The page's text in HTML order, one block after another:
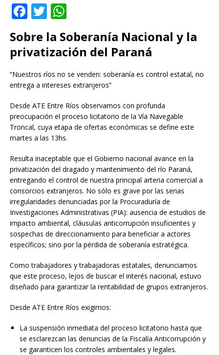
F
c
e
b
o
o
k
T
w
it
te
r
h
at
s
A
p
p
Sobre la Soberanía Nacional y la
privatización del Paraná
“Nuestros ríos no se venden: soberanía es control estatal, no
entrega a intereses extranjeros”
Desde ATE Entre Ríos observamos con profunda
preocupación el proceso licitatorio de la Vía Navegable
Troncal, cuya etapa de ofertas económicas se define este
martes a las 13hs.
Resulta inaceptable que el Gobierno nacional avance en la
privatización del dragado y mantenimiento del río Paraná,
entregando el control de nuestra principal arteria comercial a
consorcios extranjeros. No sólo es grave por las serias
irregularidades denunciadas por la Procuraduría de
Investigaciones Administrativas (PIA): ausencia de estudios de
impacto ambiental, cláusulas anticorrupción insuficientes y
sospechas de direccionamiento para beneficiar a actores
específicos; sino por la pérdida de soberanía estratégica.
Como trabajadores y trabajadoras estatales, denunciamos
que este proceso, lejos de buscar el interés nacional, estuvo
diseñado para garantizar la rentabilidad de grupos extranjeros.
Desde ATE Entre Ríos exigimos:
La suspensión inmediata del proceso licitatorio hasta que
se esclarezcan las denuncias de la Fiscalía Anticorrupción y
se garanticen los controles ambientales y legales.